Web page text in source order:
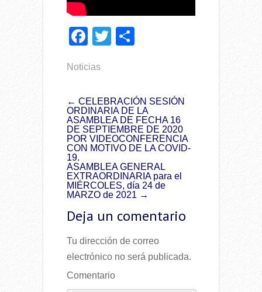
Facebook
Twitter
Noticias
P
O
S
T
N
A
V
I
G
A
T
← CELEBRACIÓN SESIÓN
ORDINARIA DE LA
ASAMBLEA DE FECHA 16
DE SEPTIEMBRE DE 2020
POR VIDEOCONFERENCIA
CON MOTIVO DE LA COVID-
19.
ASAMBLEA GENERAL
EXTRAORDINARIA para el
MIÉRCOLES, día 24 de
MARZO de 2021 →
Deja un comentario
Tu dirección de correo
electrónico no será publicada.
Comentario